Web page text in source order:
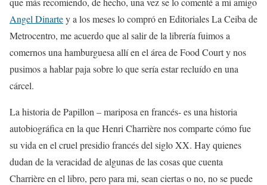
Angel Dinartey a los meses lo compró en Editoriales La Ceiba de
Metrocentro, me acuerdo que al salir de la librería fuimos a
comernos una hamburguesa allí en el área de Food Court y nos
pusimos a hablar paja sobre lo que sería estar recluído en una
cárcel.
La historia de Papillon – mariposa en francés- es una historia
autobiográfica en la que Henri Charrière nos comparte cómo fue
su vida en el cruel presidio francés del siglo XX. Hay quienes
dudan de la veracidad de algunas de las cosas que cuenta
Charrière en el libro, pero para mi, sean ciertas o no, no se puede